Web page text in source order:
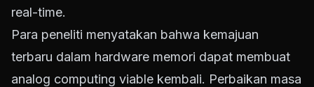
real-time.
Para peneliti menyatakan bahwa kemajuan
terbaru dalam hardware memori dapat membuat
analog computing viable kembali. Perbaikan masa